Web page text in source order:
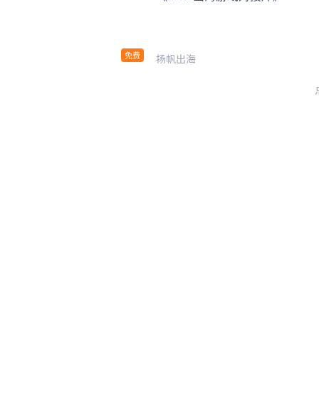
免费 扬帆出海